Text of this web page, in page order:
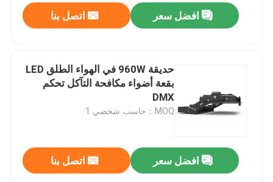
أشرطة فيديو
معلومات عنا
افضل سعر اتصل بنا
حديقة 960W في الهواء الطلق LED
بقعة أضواء مكافحة التآكل تحكم
DMX
MOQ：حاسب شخصي 1
افضل سعر اتصل بنا